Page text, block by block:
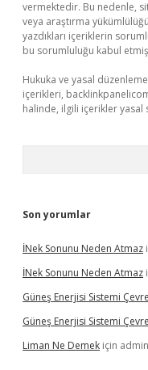
vermektedir. Bu nedenle,
veya araştırma
yazdıkları içeriklerin
bu sorumluluğu kabul etmiş
Hukuka ve yasal
içerikleri,
halinde, ilgili içerikler yasal
Son yorumlar
İNek Sonunu Neden Atmaz
İNek Sonunu Neden Atmaz
Güneş Enerjisi Sistemi
Güneş Enerjisi Sistemi
Liman Ne Demek için admin